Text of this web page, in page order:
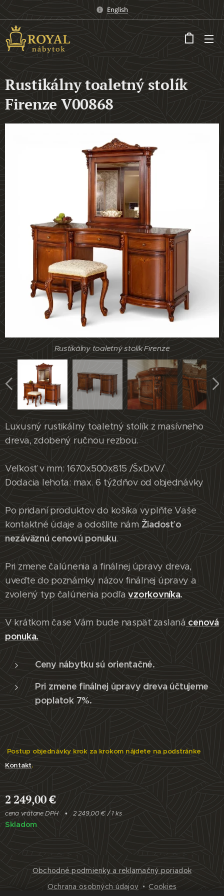
English
Rustikálny toaletný stolík
Firenze V00868
Rustikálny toaletný stolík Firenze
Rustikálny toaletný stolík Firenze
Rustikálny toaletný stolík Firenze
Rustikálny toaletný stolík Firenze
Rustikálny toaletný stolík Firenze
Luxusný rustikálny toaletný stolík z masívneho
dreva, zdobený ručnou rezbou.
Veľkosť v mm: 1670x500x815 /ŠxDxV/
Dodacia lehota: max. 6 týždňov od objednávky
Po pridaní produktov do košíka vyplňte Vaše
kontaktné údaje a odošlite námŽiadosť o
nezáväznú cenovú ponuku.
Pri zmene čalúnenia a finálnej úpravy dreva,
uveďte do poznámky názov finálnej úpravy a
zvolený typ čalúnenia podľavzorkovníka.
V krátkom čase Vám bude naspäť zaslaná cenová
ponuka.
Ceny nábytku sú orientačné.
Pri zmene finálnej úpravy dreva účtujeme
poplatok 7%.
Postup objednávky krok za krokom nájdete na podstránke
Kontakt.
2 249,00€
cena vrátane DPH 2 249,00 € / 1 ks
Skladom
Obchodné podmienky a reklamačný poriadok
Ochrana osobných údajov
Cookies